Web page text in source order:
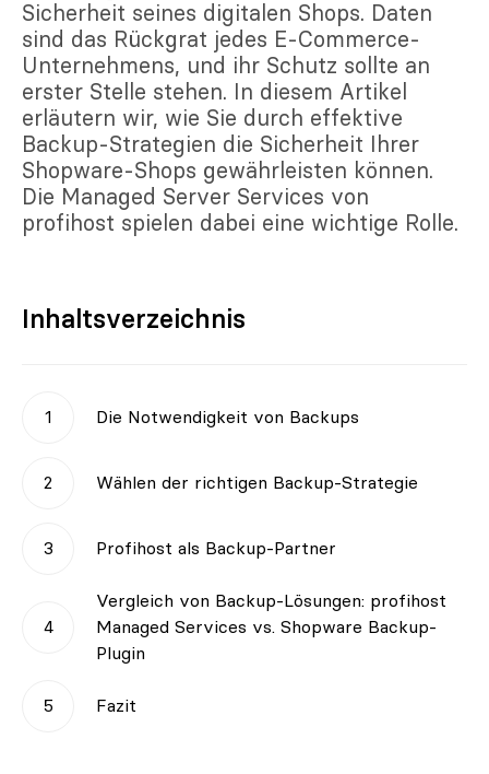
Sicherheit seines digitalen Shops. Daten
sind das Rückgrat jedes E-Commerce-
Unternehmens, und ihr Schutz sollte an
erster Stelle stehen. In diesem Artikel
erläutern wir, wie Sie durch effektive
Backup-Strategien die Sicherheit Ihrer
Shopware-Shops gewährleisten können.
Die Managed Server Services von
profihost spielen dabei eine wichtige Rolle.
Inhaltsverzeichnis
Die Notwendigkeit von Backups
Wählen der richtigen Backup-Strategie
Profihost als Backup-Partner
Vergleich von Backup-Lösungen: profihost
Managed Services vs. Shopware Backup-
Plugin
Fazit